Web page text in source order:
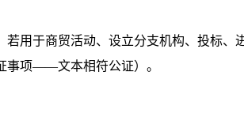
用于商贸活动、设立分支机构、投标、
事项——文本相符公证）。